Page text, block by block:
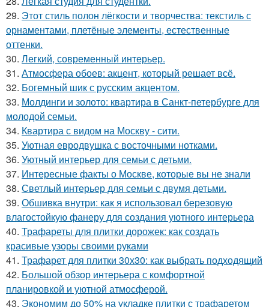
29. Этот стиль полон лёгкости и творчества: текстиль с
орнаментами, плетёные элементы, естественные
оттенки.
30. Легкий, современный интерьер.
31. Атмосфера обоев: акцент, который решает всё.
32. Богемный шик с русским акцентом.
33. Молдинги и золото: квартира в Санкт-петербурге для
молодой семьи.
34. Квартира с видом на Москву - сити.
35. Уютная евродвушка с восточными нотками.
36. Уютный интерьер для семьи с детьми.
37. Интересные факты о Москве, которые вы не знали
38. Светлый интерьер для семьи с двумя детьми.
39. Обшивка внутри: как я использовал березовую
влагостойкую фанеру для создания уютного интерьера
40. Трафареты для плитки дорожек: как создать
красивые узоры своими руками
41. Трафарет для плитки 30х30: как выбрать подходящий
42. Большой обзор интерьера с комфортной
планировкой и уютной атмосферой.
43. Экономим до 50% на укладке плитки с трафаретом